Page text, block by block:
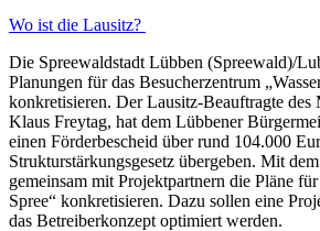
Wo ist die Lausitz?
Die Spreewaldstadt Lübben (Spreewald)/
Planungen für das Besucherzentrum
konkretisieren. Der Lausitz-Beauftragte des
Klaus Freytag, hat dem Lübbener
einen Förderbescheid über rund 104.000
Strukturstärkungsgesetz übergeben. Mit
gemeinsam mit Projektpartnern die Pläne für
Spree“ konkretisieren. Dazu sollen eine
das Betreiberkonzept optimiert werden.